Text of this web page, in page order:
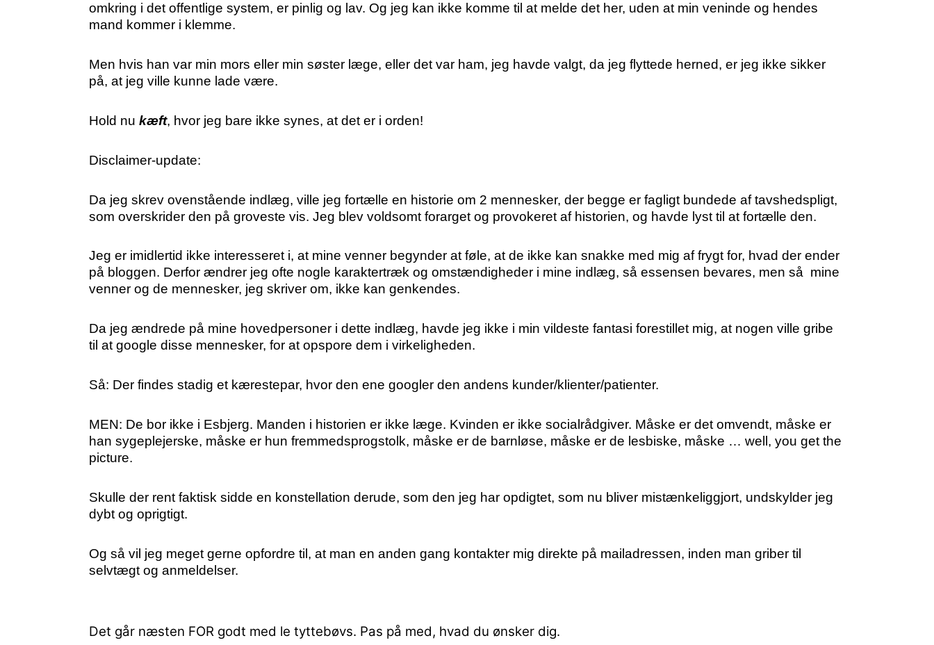
omkring i det offentlige system, er pinlig og lav. Og jeg kan ikke komme til at melde det her, uden at min veninde og hendes
mand kommer i klemme.
Men hvis han var min mors eller min søster læge, eller det var ham, jeg havde valgt, da jeg flyttede herned, er jeg ikke sikker
på, at jeg ville kunne lade være.
Hold nu kæft, hvor jeg bare ikke synes, at det er i orden!
Disclaimer-update:
Da jeg skrev ovenstående indlæg, ville jeg fortælle en historie om 2 mennesker, der begge er fagligt bundede af tavshedspligt,
som overskrider den på groveste vis. Jeg blev voldsomt forarget og provokeret af historien, og havde lyst til at fortælle den.
Jeg er imidlertid ikke interesseret i, at mine venner begynder at føle, at de ikke kan snakke med mig af frygt for, hvad der ender
på bloggen. Derfor ændrer jeg ofte nogle karaktertræk og omstændigheder i mine indlæg, så essensen bevares, men så mine
venner og de mennesker, jeg skriver om, ikke kan genkendes.
Da jeg ændrede på mine hovedpersoner i dette indlæg, havde jeg ikke i min vildeste fantasi forestillet mig, at nogen ville gribe
til at google disse mennesker, for at opspore dem i virkeligheden.
Så: Der findes stadig et kærestepar, hvor den ene googler den andens kunder/klienter/patienter.
MEN: De bor ikke i Esbjerg. Manden i historien er ikke læge. Kvinden er ikke socialrådgiver. Måske er det omvendt, måske er
han sygeplejerske, måske er hun fremmedsprogstolk, måske er de barnløse, måske er de lesbiske, måske … well, you get the
picture.
Skulle der rent faktisk sidde en konstellation derude, som den jeg har opdigtet, som nu bliver mistænkeliggjort, undskylder jeg
dybt og oprigtigt.
Og så vil jeg meget gerne opfordre til, at man en anden gang kontakter mig direkte på mailadressen, inden man griber til
selvtægt og anmeldelser.
Det går næsten FOR godt med le tyttebøvs. Pas på med, hvad du ønsker dig.